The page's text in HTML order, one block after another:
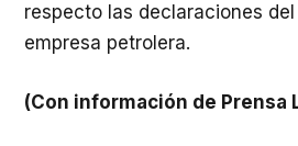
respecto las declaraciones
empresa petrolera.
(Con información de Prensa